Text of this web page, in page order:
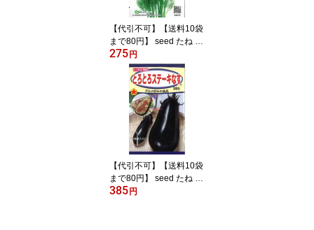
【代引不可】【送料10袋
まで80円】 seed たね ta
ne 種 種子 □【品切れ】
ハーブディル【品切れ】
◇種子種子 ハーブ 種
【品切れ】ハーブディル
【品切れ】種子種子 ハー
ブ 種 seed たね tane 種
種子【品切れ】ハーフ
275円
【代引不可】【送料10袋
まで80円】 seed たね ta
ne 種 種子 □とろとろス
385円